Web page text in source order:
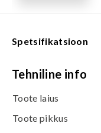
Spetsifikatsioon
Tehniline info
Toote laius
Toote pikkus